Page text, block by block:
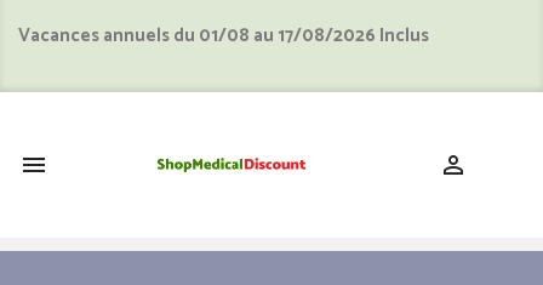
Vacances annuels du 01/08 au 17/08/2026 Inclus
 